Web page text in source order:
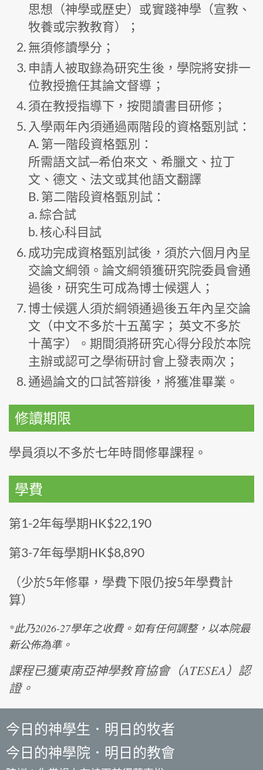
思想（神學或歷史）或實踐神學（宣教、
牧養或宗教教育）；
無須修讀學分；
申請人被取錄為研究生後，學院將安排一
位教授擔任其論文督導；
須在教授指導下，按閱讀書目研修；
入學兩年內須通過兩階段的資格甄別試：
A. 第一階段資格甄別：
所需語文試─希伯來文、希臘文、拉丁
文、德文、法文或其他語文翻譯
B. 第二階段資格甄別試：
a. 綜合試
b. 核心科目試
成功完成資格甄別試後，須於六個月內呈
交論文綱領。論文綱領獲研究院委員會通
過後，研究生可成為博士候選人；
博士候選人須於綱領通過後五年內呈交論
文（中文不多於十五萬字； 英文不多於
十萬字）。期間須將研究心得分段於本院
主辦或認可之學術研討會上發表兩次；
通過論文的口試答辯後，將獲准畢業。
修讀期限
學員須以不多於七年時間修畢課程。
學費
第1-2年每學期HK$22,190
第3-7年每學期HK$8,890
（少於5年修畢，學費下限仍按5年學費計
算）
*此乃2026-27學年之收費。如有任何調整，以本院最
新公佈為準。
課程已獲東南亞神學教育協會（ATESEA）認
證。
今日的神學生．明日的牧者
今日的神學院．明日的教會